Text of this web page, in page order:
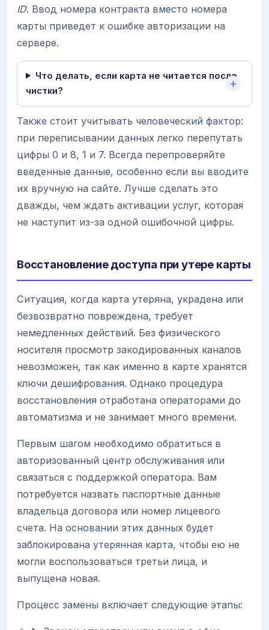
ID. Ввод номера контракта вместо номера
карты приведет к ошибке авторизации на
сервере.
Что делать, если карта не читается после
чистки?
Также стоит учитывать человеческий фактор:
при переписывании данных легко перепутать
цифры 0 и 8, 1 и 7. Всегда перепроверяйте
введенные данные, особенно если вы вводите
их вручную на сайте. Лучше сделать это
дважды, чем ждать активации услуг, которая
не наступит из-за одной ошибочной цифры.
Восстановление доступа при утере карты
Ситуация, когда карта утеряна, украдена или
безвозвратно повреждена, требует
немедленных действий. Без физического
носителя просмотр закодированных каналов
невозможен, так как именно в карте хранятся
ключи дешифрования. Однако процедура
восстановления отработана операторами до
автоматизма и не занимает много времени.
Первым шагом необходимо обратиться в
авторизованный центр обслуживания или
связаться с поддержкой оператора. Вам
потребуется назвать паспортные данные
владельца договора или номер лицевого
счета. На основании этих данных будет
заблокирована утерянная карта, чтобы ею не
могли воспользоваться третьи лица, и
выпущена новая.
Процесс замены включает следующие этапы: